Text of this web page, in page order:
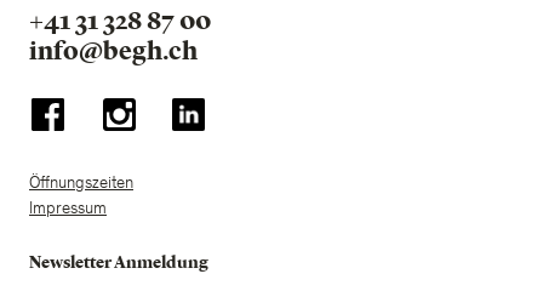
+41 31 328 87 00
info@begh.ch
Öffnungszeiten
Impressum
Newsletter Anmeldung